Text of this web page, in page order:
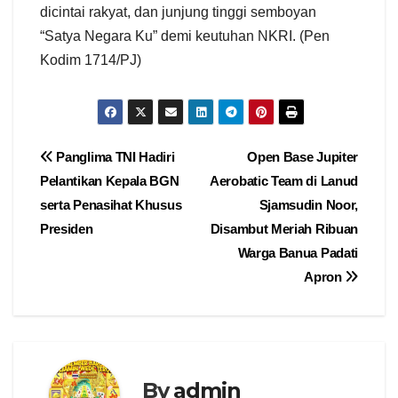
dicintai rakyat, dan junjung tinggi semboyan
“Satya Negara Ku” demi keutuhan NKRI. (Pen
Kodim 1714/PJ)
Navigasi
pos
Open Base Jupiter
Aerobatic Team di Lanud
Sjamsudin Noor,
Disambut Meriah Ribuan
Warga Banua Padati
Apron
Panglima TNI Hadiri
Pelantikan Kepala BGN
serta Penasihat Khusus
Presiden
Byadmin